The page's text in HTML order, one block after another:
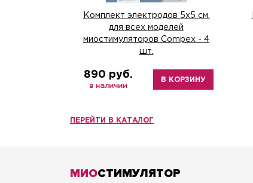
Комплект электродов 5х5 см.
для всех моделей
миостимуляторов Compex - 4
шт.
890 руб.
в наличии
В КОРЗИНУ
ПЕРЕЙТИ В КАТАЛОГ
МИОСТИМУЛЯТОР